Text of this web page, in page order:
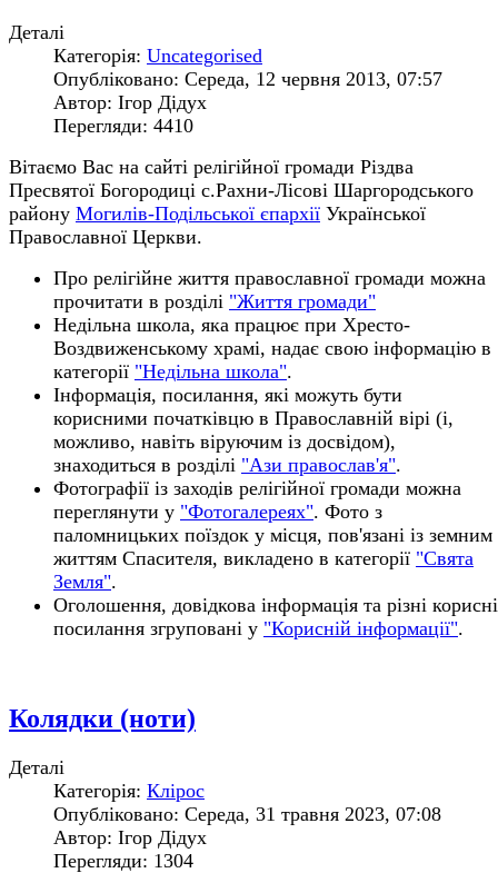
Деталі
Категорія: Uncategorised
Опубліковано: Середа, 12 червня 2013, 07:57
Автор: Ігор Дідух
Перегляди: 4410
Вітаємо Вас на сайті релігійної громади Різдва
Пресвятої Богородиці с.Рахни-Лісові Шаргородського
району Могилів-Подільської єпархії Української
Православної Церкви.
Про релігійне життя православної громади можна
прочитати в розділі "Життя громади"
Недільна школа, яка працює при Хресто-
Воздвиженському храмі, надає свою інформацію в
категорії "Недільна школа".
Інформація, посилання, які можуть бути
корисними початківцю в Православній вірі (і,
можливо, навіть віруючим із досвідом),
знаходиться в розділі "Ази православ'я".
Фотографії із заходів релігійної громади можна
переглянути у "Фотогалереях". Фото з
паломницьких поїздок у місця, пов'язані із земним
життям Спасителя, викладено в категорії "Свята
Земля".
Оголошення, довідкова інформація та різні корисні
посилання згруповані у "Корисній інформації".
Колядки (ноти)
Деталі
Категорія: Клірос
Опубліковано: Середа, 31 травня 2023, 07:08
Автор: Ігор Дідух
Перегляди: 1304